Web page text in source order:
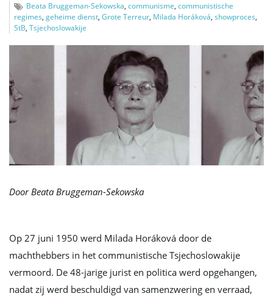
l
Beata Bruggeman-Sekowska, communisme, communistische
regimes, geheime dienst, Grote Terreur, Milada Horáková, showproces,
StB, Tsjechoslowakije
Door Beata Bruggeman-Sekowska
Op 27 juni 1950 werd Milada Horáková door de
machthebbers in het communistische Tsjechoslowakije
vermoord. De 48-jarige jurist en politica werd opgehangen,
nadat zij werd beschuldigd van samenzwering en verraad,